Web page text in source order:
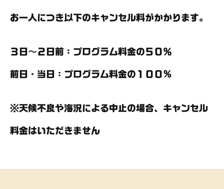
お一人につき以下のキャンセル料がかかります。
３日〜２日前：プログラム料金の５０％
前日・当日：プログラム料金の１００%
※天候不良や海況による中止の場合、キャンセル
料金はいただきません